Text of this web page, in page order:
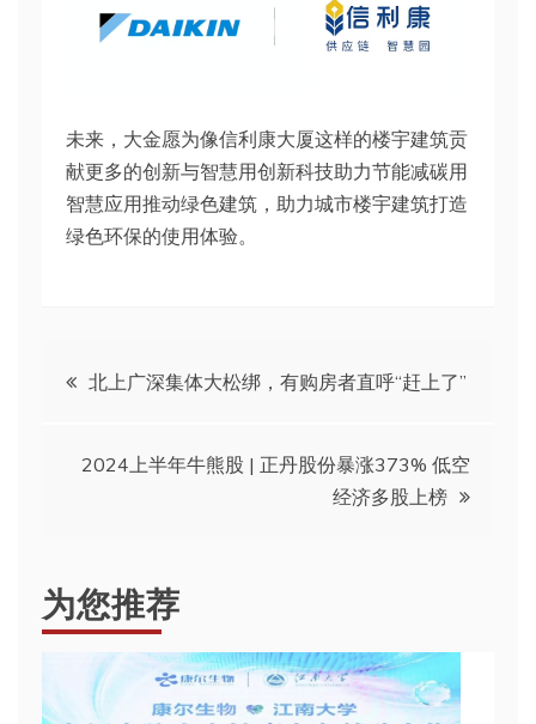
未来，大金愿为像信利康大厦这样的楼宇建筑贡
献更多的创新与智慧用创新科技助力节能减碳用
智慧应用推动绿色建筑，助力城市楼宇建筑打造
绿色环保的使用体验。
文 北上广深集体大松绑，有购房者直呼“赶上了”
2024上半年牛熊股 | 正丹股份暴涨373% 低空
经济多股上榜
为您推荐